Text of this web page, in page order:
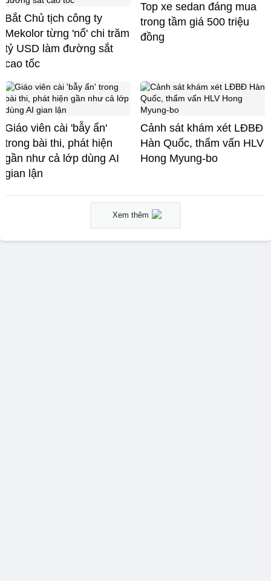
Bắt Chủ tịch công ty
Mekolor từng 'nổ' chi trăm
tỷ USD làm đường sắt
cao tốc
Top xe sedan đáng mua
trong tầm giá 500 triệu
đồng
Giáo viên cài 'bẫy ẩn'
trong bài thi, phát hiện
gần như cả lớp dùng AI
gian lận
Cảnh sát khám xét LĐBĐ
Hàn Quốc, thẩm vấn HLV
Hong Myung-bo
Xem thêm